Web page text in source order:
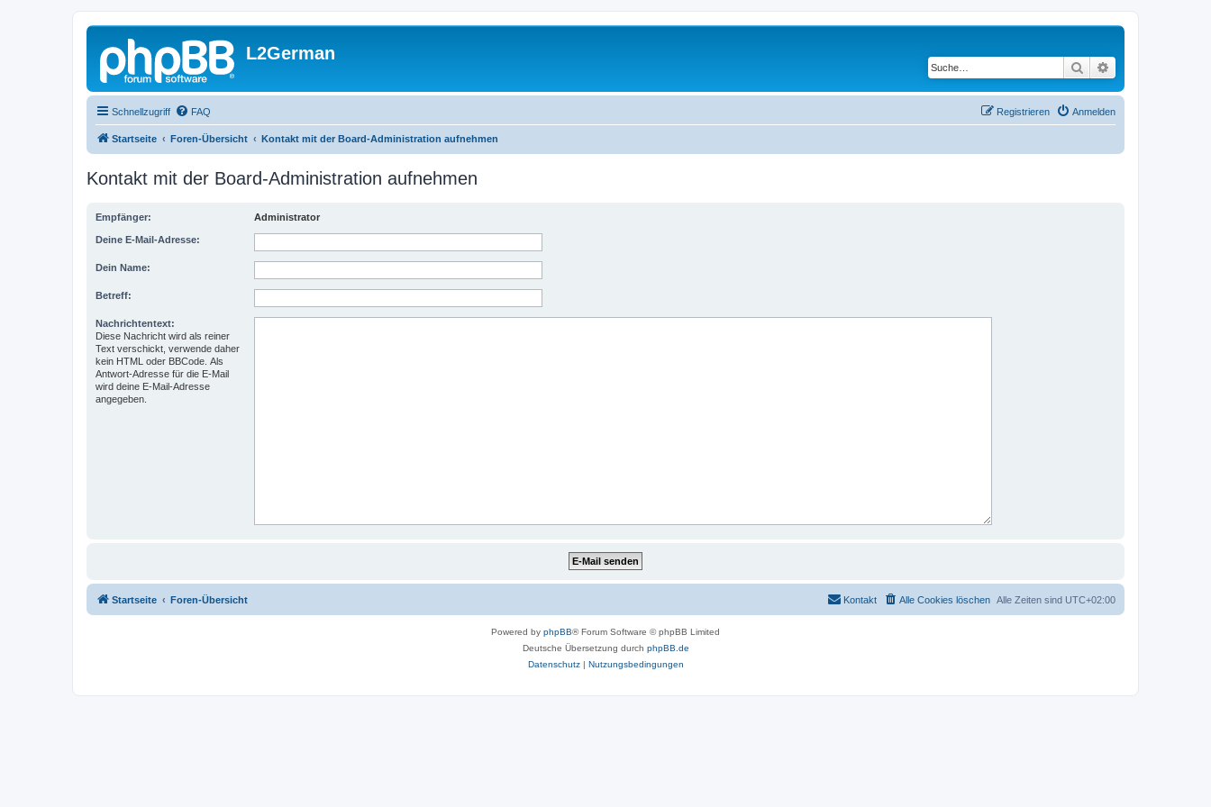
L2German
Suche
Schnellzugriff FAQ Anmelden
Registrieren
Startseite Foren-Übersicht Kontakt mit der Board-Administration aufnehmen
Kontakt mit der Board-Administration aufnehmen
Empfänger: Administrator
Deine E-Mail-Adresse:
Dein Name:
Betreff:
Nachrichtentext:
Diese Nachricht wird als reiner
Text verschickt, verwende daher
kein HTML oder BBCode. Als
Antwort-Adresse für die E-Mail
wird deine E-Mail-Adresse
angegeben.
Startseite Foren-Übersicht Alle Zeiten sind UTC+02:00
Alle Cookies löschen
Kontakt
Powered by phpBB® Forum Software © phpBB Limited
Deutsche Übersetzung durch phpBB.de
Datenschutz| Nutzungsbedingungen